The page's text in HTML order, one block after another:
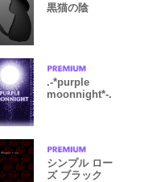
黒猫の陰
.-*purple
moonnight*-.
シンプル ロー
ズ ブラック